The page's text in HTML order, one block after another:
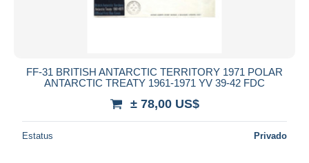
FF-31 BRITISH ANTARCTIC TERRITORY 1971 POLAR
ANTARCTIC TREATY 1961-1971 YV 39-42 FDC
± 78,00 US$
Estatus Privado